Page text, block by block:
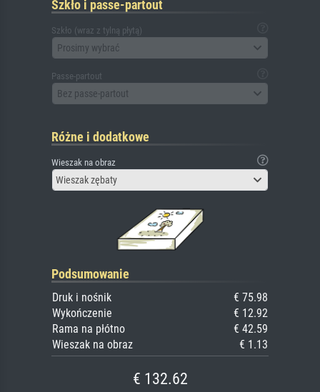
Szkło i passe-partout
Szkło (wraz z tylną płytą)
Prosimy wybrać
Passe-partout
Bez passe-partout
Różne i dodatkowe
Wieszak na obraz
Wieszak zębaty
Podsumowanie
Druk i nośnik
€ 75.98
Wykończenie
€ 12.92
Rama na płótno
€ 42.59
Wieszak na obraz
€ 1.13
€ 132.62